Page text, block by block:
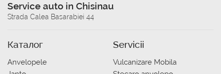
Service auto in Chisinau
Strada Calea Basarabiei 44
Каталог
Anvelopele
Servicii
Vulcanizare Mobila